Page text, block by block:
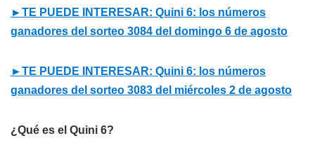
►TE PUEDE INTERESAR: Quini 6: los números
ganadores del sorteo 3084 del domingo 6 de agosto
►TE PUEDE INTERESAR: Quini 6: los números
ganadores del sorteo 3083 del miércoles 2 de agosto
¿Qué es el Quini 6?